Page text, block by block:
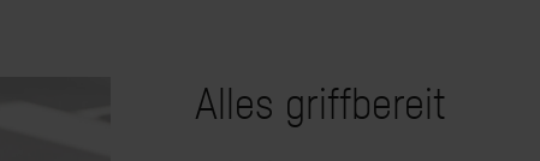
Alles griffbereit